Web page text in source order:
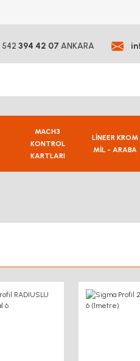
542 394 42 07 ANKARA
MACH3
KONTROL
KARTLARI
LİNEER KROM
MİL - ARABA